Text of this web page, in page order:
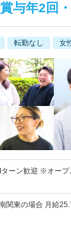
与年2回
転勤なし 女
ーン歓迎 ※オープ
関東の場合 月給